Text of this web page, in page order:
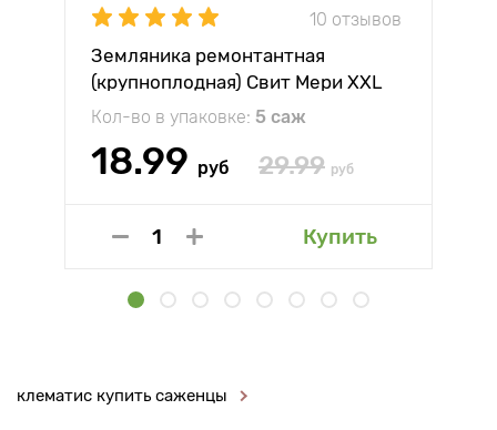
10 отзывов
Земляника ремонтантная
(крупноплодная) Свит Мери XXL
Кол-во в упаковке: 5 саж
18.99 руб 29.99 руб
Купить
клематис купить саженцы